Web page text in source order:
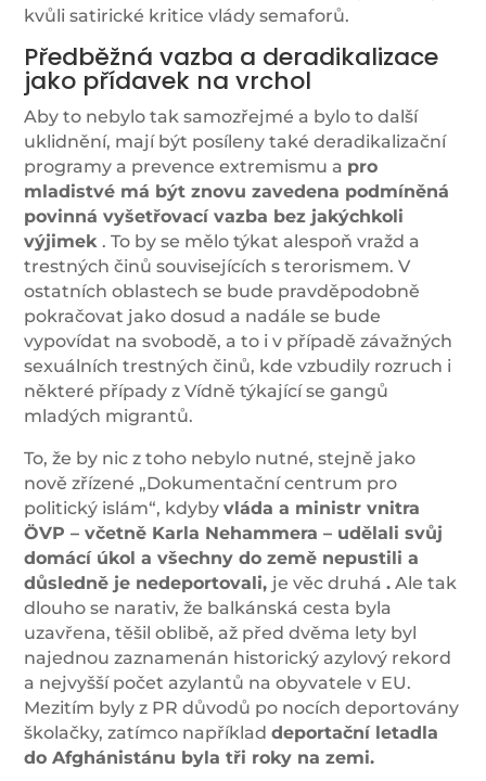
kvůli satirické kritice vlády semaforů.
Předběžná vazba a deradikalizace
jako přídavek na vrchol
Aby to nebylo tak samozřejmé a bylo to další
uklidnění, mají být posíleny také deradikalizační
programy a prevence extremismu a pro
mladistvé má být znovu zavedena podmíněná
povinná vyšetřovací vazba bez jakýchkoli
výjimek . To by se mělo týkat alespoň vražd a
trestných činů souvisejících s terorismem. V
ostatních oblastech se bude pravděpodobně
pokračovat jako dosud a nadále se bude
vypovídat na svobodě, a to i v případě závažných
sexuálních trestných činů, kde vzbudily rozruch i
některé případy z Vídně týkající se gangů
mladých migrantů.
To, že by nic z toho nebylo nutné, stejně jako
nově zřízené „Dokumentační centrum pro
politický islám“, kdybyvláda a ministr vnitra
ÖVP – včetně Karla Nehammera – udělali svůj
domácí úkol a všechny do země nepustili a
důsledně je nedeportovali, je věc druhá. Ale tak
dlouho se narativ, že balkánská cesta byla
uzavřena, těšil oblibě, až před dvěma lety byl
najednou zaznamenán historický azylový rekord
a nejvyšší počet azylantů na obyvatele v EU.
Mezitím byly z PR důvodů po nocích deportovány
školačky, zatímco napříkladdeportační letadla
do Afghánistánu byla tři roky na zemi.